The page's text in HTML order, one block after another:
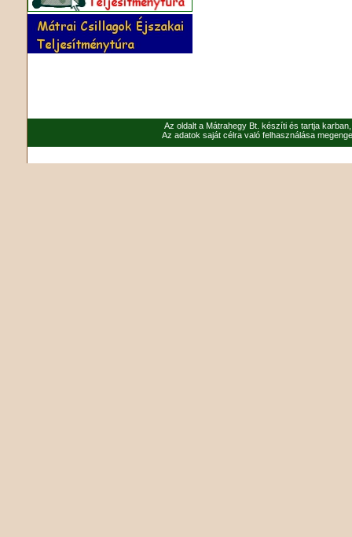
Az oldalt a Mátrahegy Bt. készíti és tartja
Az adatok saját célra való felhasználása